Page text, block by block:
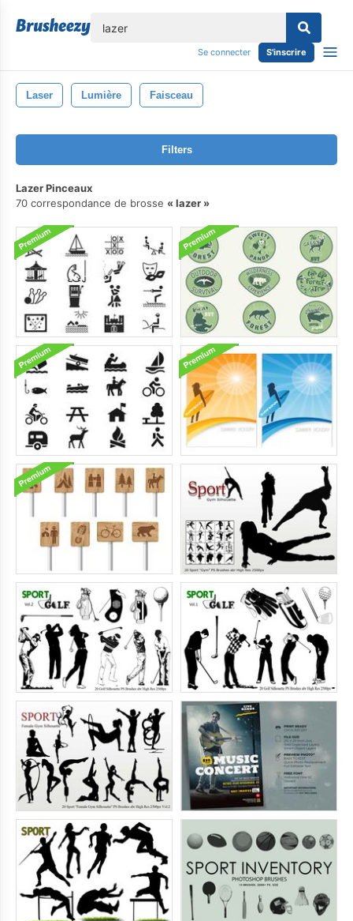
Se connecter S'inscrire
Laser Lumière Faisceau
Filters
Lazer Pinceaux
70 correspondance de brosse
lazer